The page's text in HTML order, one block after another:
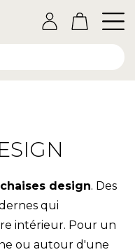
chaises design. Des
qui
intérieur. Pour un
ou autour d'une